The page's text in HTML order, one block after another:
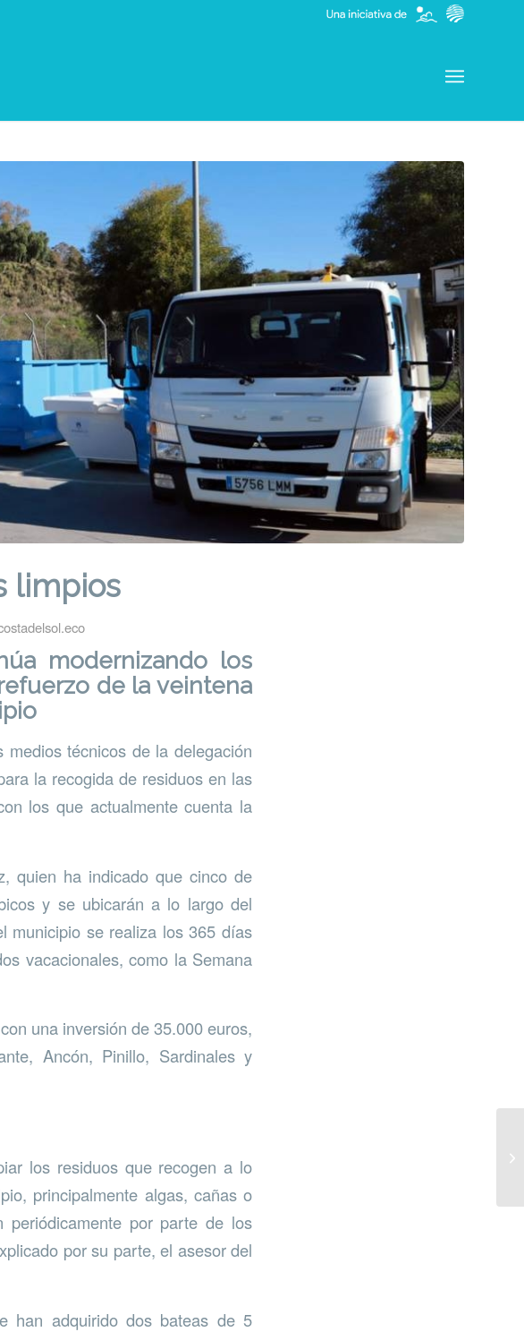
limpios
modernizando los
de la veintena
técnicos de la delegación
la recogida de residuos en las
los que actualmente cuenta la
quien ha indicado que cinco de
y se ubicarán a lo largo del
municipio se realiza los 365 días
vacacionales, como la Semana
una inversión de 35.000 euros,
Ancón, Pinillo, Sardinales y
los residuos que recogen a lo
principalmente algas, cañas o
por parte de los
por su parte, el asesor del
han adquirido dos bateas de 5